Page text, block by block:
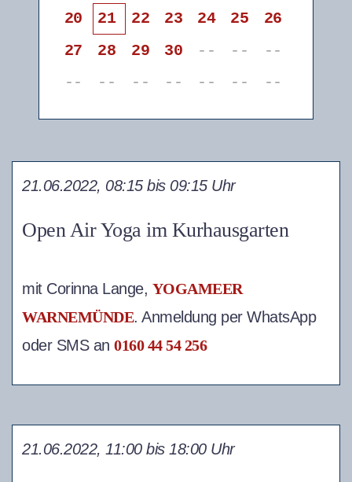
20
21 22 23 24 25
26
27
28 29 30 -- --
--
--
-- -- -- -- -- --
Open Air Yoga im Kurhausgarten
21.06.2022, 08:15 bis 09:15 Uhr
mit Corinna Lange, YOGAMEER
WARNEMÜNDE. Anmeldung per WhatsApp
oder SMS an 0160 44 54 256
21.06.2022, 11:00 bis 18:00 Uhr